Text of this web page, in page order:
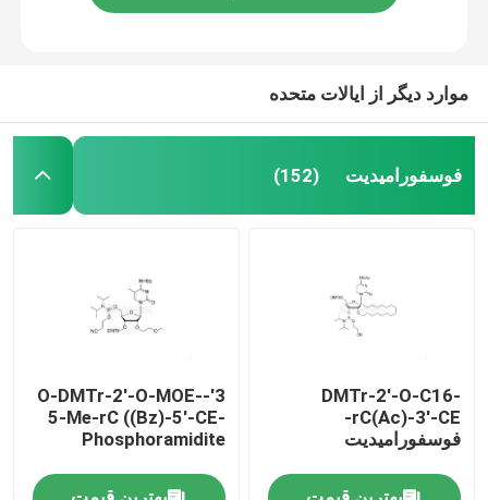
محصولات
فیلم های
موارد دیگر از ایالات متحده
فوسفورامیدیت (152)
DMTr-2'-O-C16-
rC(Ac)-3'-CE-
فوسفورامیدیت
3'-O-DMTr-2'-O-MOE-
5-Me-rC ((Bz)-5'-CE-
Phosphoramidite